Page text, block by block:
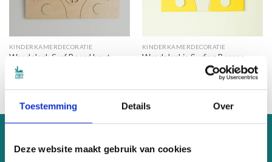
Toestemming Details Over
Deze website maakt gebruik van cookies
KINDERKAMERDECORATIE
Wandplank Surf Board hout
59.00
€59.00.€39.95.
KINDERKAMERDECORATIE
Wandplankje Surfing Banana
Oorspronkelijke
€59.00.
Huidige
prijs
€39.95.